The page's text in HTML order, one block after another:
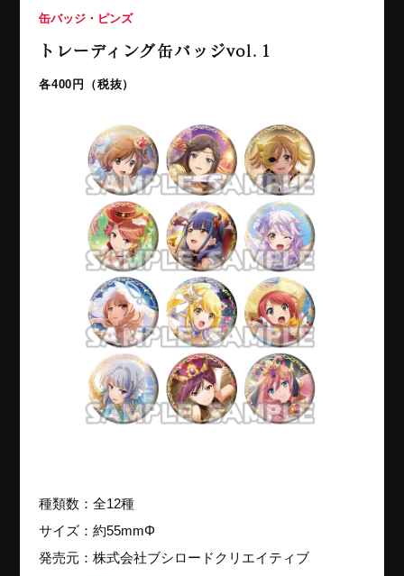
缶バッジ・ピンズ
トレーディング缶バッジvol.１
各400円（税抜）
種類数：全12種
サイズ：約55mmΦ
発売元：株式会社ブシロードクリエイティブ